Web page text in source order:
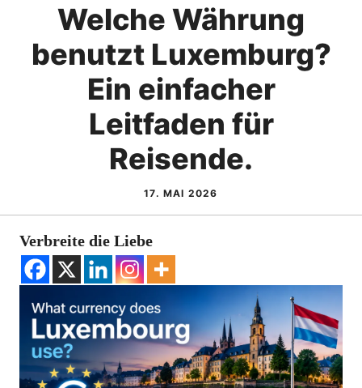
Welche Währung
benutzt Luxemburg?
Ein einfacher
Leitfaden für
Reisende.
17. MAI 2026
Verbreite die Liebe